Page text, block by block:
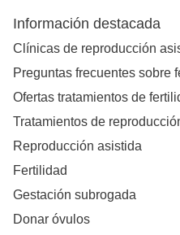
Información destacada
Clínicas de reproducción
Preguntas frecuentes sobre
Ofertas tratamientos de
Tratamientos de
Reproducción asistida
Fertilidad
Gestación subrogada
Donar óvulos